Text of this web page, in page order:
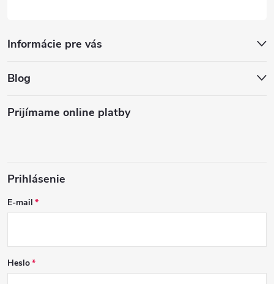
Informácie pre vás
Blog
Prijímame online platby
Prihlásenie
E-mail
Heslo